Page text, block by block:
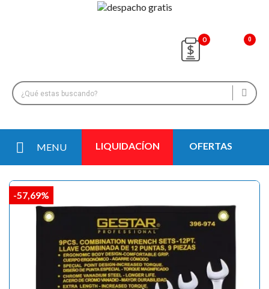
0
MENU LIQUIDACÍON OFERTAS
-57,69%